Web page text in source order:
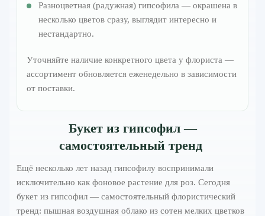
Разноцветная (радужная) гипсофила — окрашена в
несколько цветов сразу, выглядит интересно и
нестандартно.
Уточняйте наличие конкретного цвета у флориста —
ассортимент обновляется еженедельно в зависимости
от поставки.
Букет из гипсофил —
самостоятельный тренд
Ещё несколько лет назад гипсофилу воспринимали
исключительно как фоновое растение для роз. Сегодня
букет из гипсофил — самостоятельный флористический
тренд: пышная воздушная облако из сотен мелких цветков